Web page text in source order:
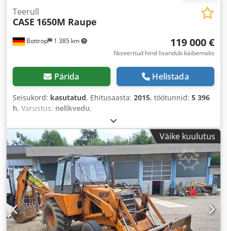
Bottrop 1 385 km
Teerull
CASE 1650M Raupe
119 000 €
fikseeritud hind lisandub käibemaks
Pärida Helistada
Seisukord: kasutatud, Ehitusaasta: 2015, töötunnid: 5 396
h, Varustus: nelikvedu,
Väike kuulutus